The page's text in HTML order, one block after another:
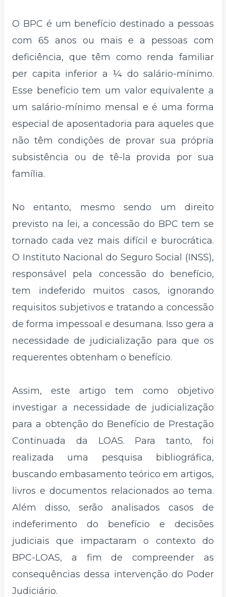
O BPC é um benefício destinado a pessoas
com 65 anos ou mais e a pessoas com
deficiência, que têm como renda familiar
per capita inferior a ¼ do salário-mínimo.
Esse benefício tem um valor equivalente a
um salário-mínimo mensal e é uma forma
especial de aposentadoria para aqueles que
não têm condições de provar sua própria
subsistência ou de tê-la provida por sua
família.
No entanto, mesmo sendo um direito
previsto na lei, a concessão do BPC tem se
tornado cada vez mais difícil e burocrática.
O Instituto Nacional do Seguro Social (INSS),
responsável pela concessão do benefício,
tem indeferido muitos casos, ignorando
requisitos subjetivos e tratando a concessão
de forma impessoal e desumana. Isso gera a
necessidade de judicialização para que os
requerentes obtenham o benefício.
Assim, este artigo tem como objetivo
investigar a necessidade de judicialização
para a obtenção do Benefício de Prestação
Continuada da LOAS. Para tanto, foi
realizada uma pesquisa bibliográfica,
buscando embasamento teórico em artigos,
livros e documentos relacionados ao tema.
Além disso, serão analisados casos de
indeferimento do benefício e decisões
judiciais que impactaram o contexto do
BPC-LOAS, a fim de compreender as
consequências dessa intervenção do Poder
Judiciário.